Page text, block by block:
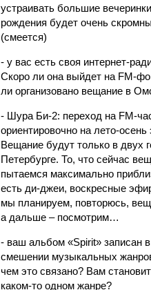
устраивать большие
рождения будет очень
(смеется)
- у вас есть своя интернет-
Скоро ли она выйдет на FM-
ли организовано вещание в
- Шура Би-2: переход на FM-
ориентировочно на лето-осень
Вещание будут только в двух
Петербурге. То, что сейчас
пытаемся максимально
есть ди-джеи, воскресные
мы планируем, повторюсь,
а дальше – посмотрим…
- ваш альбом «Spirit» записан
смешении музыкальных
чем это связано? Вам
каком-то одном жанре?